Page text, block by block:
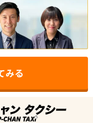
みる